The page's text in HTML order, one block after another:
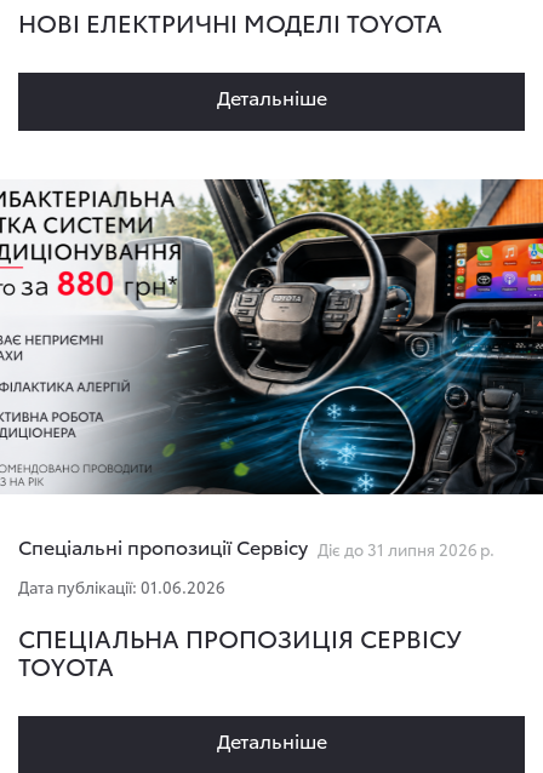
НОВІ ЕЛЕКТРИЧНІ МОДЕЛІ TOYOTA
Детальнiше
Спеціальні пропозиції Сервісу Діє до 31 липня 2026 р.
Дата публікації: 01.06.2026
СПЕЦІАЛЬНА ПРОПОЗИЦІЯ СЕРВІСУ
TOYOTA
Детальнiше